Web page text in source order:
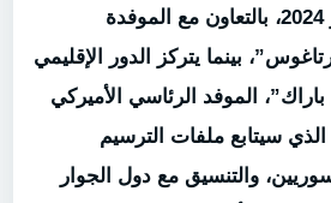
الموقع في 27 نوفمبر 2024، بالتعاون مع الموفدة
بينما يتركز الدور الإقليمي
الموفد الرئاسي الأميركي
سيتابع ملفات الترسيم
والتنسيق مع دول الجوار